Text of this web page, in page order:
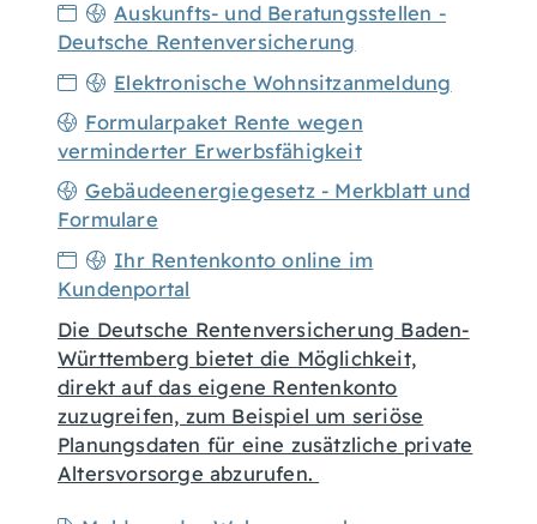
Auskunfts- und Beratungsstellen -
Deutsche Rentenversicherung
Elektronische Wohnsitzanmeldung
Formularpaket Rente wegen
verminderter Erwerbsfähigkeit
Gebäudeenergiegesetz - Merkblatt und
Formulare
Ihr Rentenkonto online im
Kundenportal
Die Deutsche Rentenversicherung Baden-
Württemberg bietet die Möglichkeit,
direkt auf das eigene Rentenkonto
zuzugreifen, zum Beispiel um seriöse
Planungsdaten für eine zusätzliche private
Altersvorsorge abzurufen.